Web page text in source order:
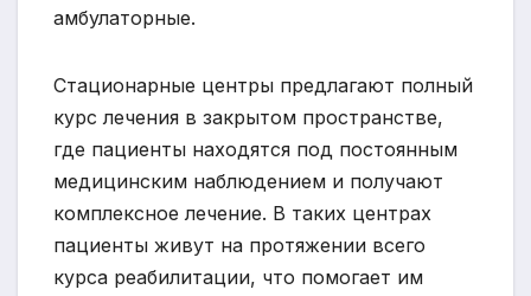
амбулаторные.
Стационарные центры предлагают полный
курс лечения в закрытом пространстве,
где пациенты находятся под постоянным
медицинским наблюдением и получают
комплексное лечение. В таких центрах
пациенты живут на протяжении всего
курса реабилитации, что помогает им